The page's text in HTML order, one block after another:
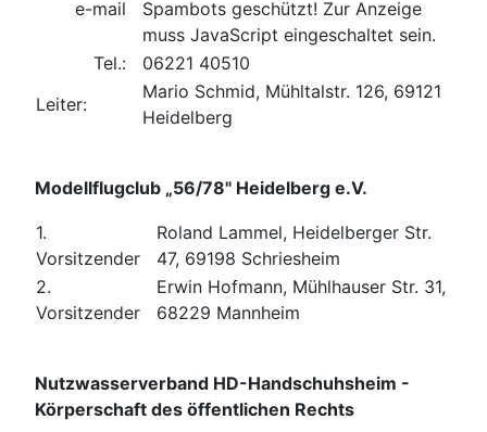
e-mail
Spambots geschützt! Zur Anzeige
muss JavaScript eingeschaltet sein.
Tel.:
06221 40510
Leiter:
Mario Schmid, Mühltalstr. 126, 69121
Heidelberg
Modellflugclub „56/78" Heidelberg e.V.
1.
Vorsitzender
Roland Lammel, Heidelberger Str.
47, 69198 Schriesheim
2.
Vorsitzender
Erwin Hofmann, Mühlhauser Str. 31,
68229 Mannheim
Nutzwasserverband HD-Handschuhsheim -
Körperschaft des öffentlichen Rechts